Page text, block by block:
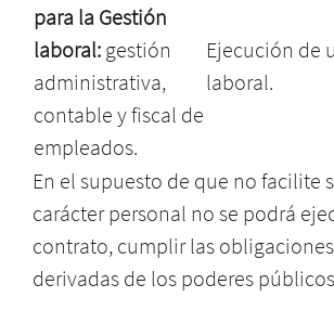
para la Gestión
laboral: gestión
administrativa,
contable y fiscal de
empleados.
Ejecución de
laboral.
En el supuesto de que no facilite
carácter personal no se podrá
contrato, cumplir las
derivadas de los poderes